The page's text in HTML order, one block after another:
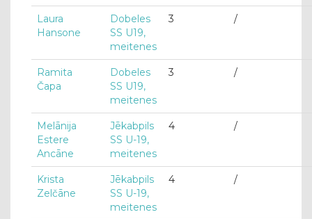
Laura
Hansone
Dobeles
SS U19,
meitenes
3 /
Ramita
Čapa
Dobeles
SS U19,
meitenes
3 /
Melānija
Estere
Ancāne
Jēkabpils
SS U-19,
meitenes
4 /
Krista
Zelčāne
Jēkabpils
SS U-19,
meitenes
4 /